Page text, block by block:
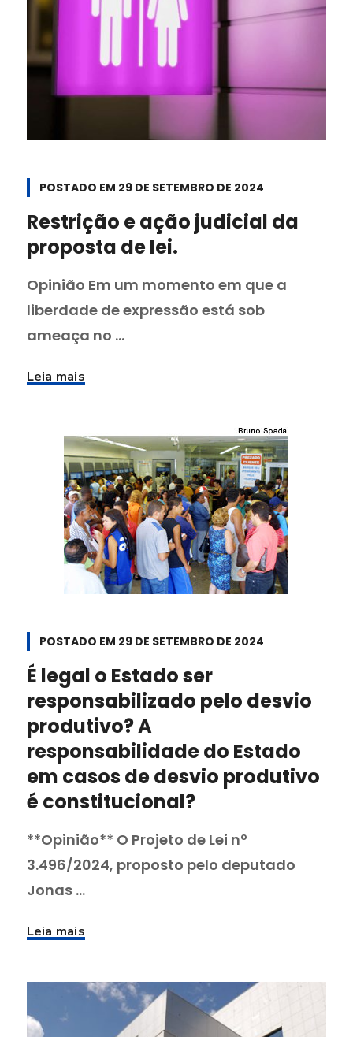
POSTADO EM 29 DE SETEMBRO DE 2024
Restrição e ação judicial da
proposta de lei.
Opinião Em um momento em que a
liberdade de expressão está sob
ameaça no ...
Leia mais
POSTADO EM 29 DE SETEMBRO DE 2024
É legal o Estado ser
responsabilizado pelo desvio
produtivo? A
responsabilidade do Estado
em casos de desvio produtivo
é constitucional?
**Opinião** O Projeto de Lei nº
3.496/2024, proposto pelo deputado
Jonas ...
Leia mais